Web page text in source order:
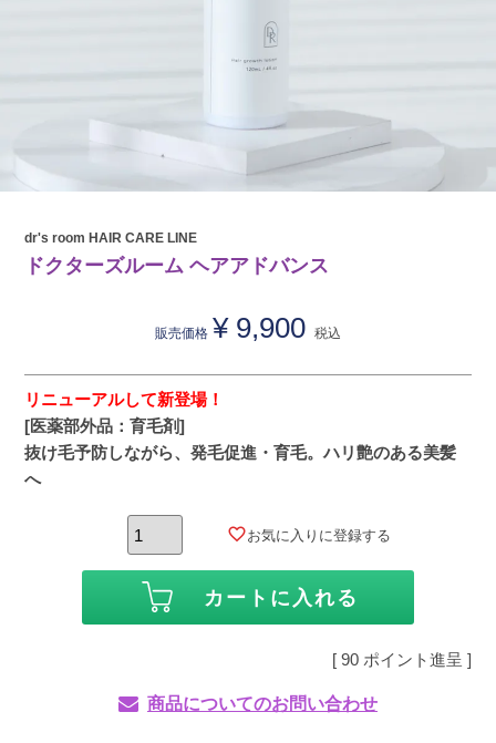
dr's room HAIR CARE LINE
ドクターズルーム ヘアアドバンス
販売価格 ¥ 9,900 税込
リニューアルして新登場！
[医薬部外品：育毛剤]
抜け毛予防しながら、発毛促進・育毛。ハリ艶のある美髪
へ
お気に入りに登録する
カートに入れる
[ 90 ポイント進呈 ]
商品についてのお問い合わせ